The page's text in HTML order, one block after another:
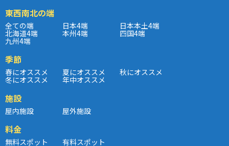
東西南北の端
全ての端 日本4端 日本本土4端
北海道4端 本州4端 四国4端
九州4端
季節
春にオススメ 夏にオススメ 秋にオススメ
冬にオススメ 年中オススメ
施設
屋内施設 屋外施設
料金
無料スポット 有料スポット